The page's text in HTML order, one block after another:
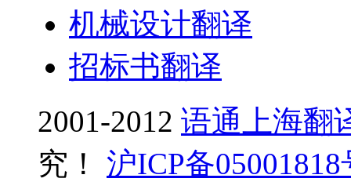
机械设计翻译
招标书翻译
2001-2012 语通上海翻
究！
沪ICP备05001818